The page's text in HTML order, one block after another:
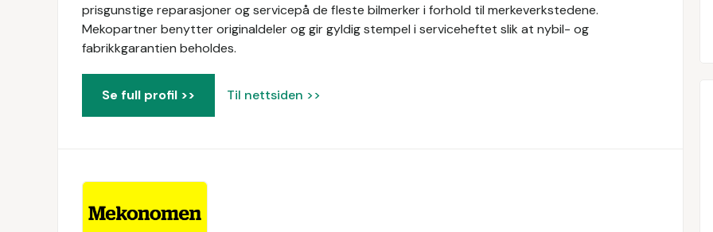
prisgunstige reparasjoner og servicepå de fleste bilmerker i forhold til merkeverkstedene.
Mekopartner benytter originaldeler og gir gyldig stempel i serviceheftet slik at nybil- og
fabrikkgarantien beholdes.
Se full profil >> Til nettsiden >>